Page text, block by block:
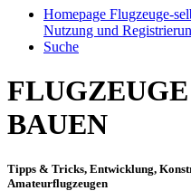
Homepage Flugzeuge-
Nutzung und
Suche
BAUEN
Tipps & Tricks, Entwicklung,
Amateurflugzeugen